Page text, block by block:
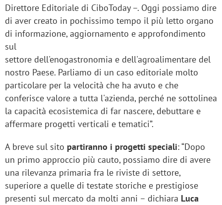
Direttore Editoriale di CiboToday –. Oggi possiamo dire
di aver creato in pochissimo tempo il più letto organo
di informazione, aggiornamento e approfondimento
sul
settore dell'enogastronomia e dell'agroalimentare del
nostro Paese. Parliamo di un caso editoriale molto
particolare per la velocità che ha avuto e che
conferisce valore a tutta l'azienda, perché ne sottolinea
la capacità ecosistemica di far nascere, debuttare e
affermare progetti verticali e tematici”.
A breve sul sito partiranno i progetti speciali: “Dopo
un primo approccio più cauto, possiamo dire di avere
una rilevanza primaria fra le riviste di settore,
superiore a quelle di testate storiche e prestigiose
presenti sul mercato da molti anni – dichiara Luca